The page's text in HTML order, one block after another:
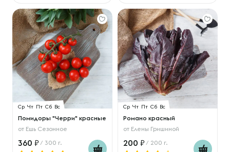
Ср Чт Пт Сб Вс
Помидоры "Черри" красные
от Ешь Сезонное
360 / 300 г.
Ср Чт Пт Сб Вс
Романо красный
от Елены Гришиной
200 / 200 г.